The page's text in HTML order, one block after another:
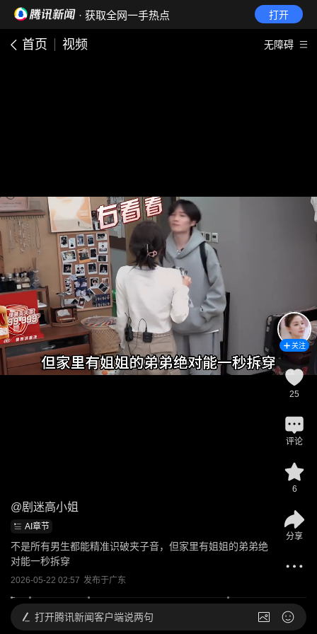
· 获取全网一手热点 打开
首页 视频 无障碍
@剧迷高小姐
AI章节
不是所有男生都能精准识破夹子音，但家里有姐姐的弟弟绝
对能一秒拆穿
2026-05-22 02:57 发布于广东
关注
25
评论
6
分享
打开腾讯新闻客户端说两句